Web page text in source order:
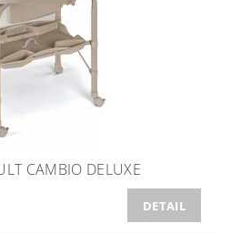
CAMBIO DELUXE
DETAIL